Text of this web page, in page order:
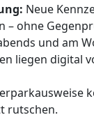
Neue
ohne
und am
liegen digital
rutschen.